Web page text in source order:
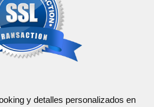
y detalles personalizados en